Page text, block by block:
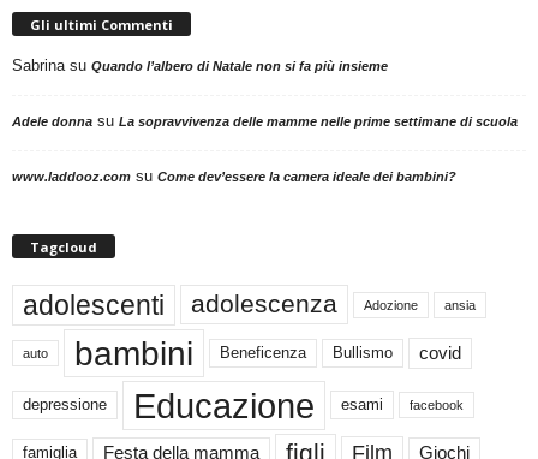
Gli ultimi Commenti
Sabrina su Quando l’albero di Natale non si fa più insieme
Adele donna su La sopravvivenza delle mamme nelle prime settimane di scuola
www.laddooz.com su Come dev’essere la camera ideale dei bambini?
Tagcloud
adolescenti adolescenza Adozione ansia
auto bambini Beneficenza Bullismo covid
depressione Educazione esami facebook
famiglia Festa della mamma figli Film Giochi